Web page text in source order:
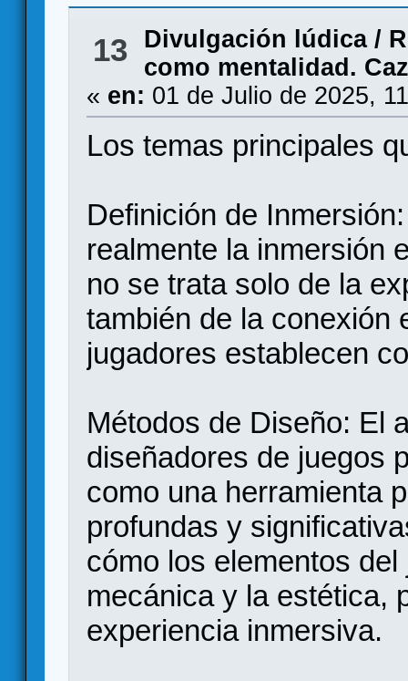
13 Divulgación lúdica/
como mentalidad.
« en: 01 de Julio de 2025,
Los temas principales
Definición de
realmente la inmersión
no se trata solo de la
también de la conexión
jugadores establecen
Métodos de Diseño: El
diseñadores de juegos
como una herramienta
profundas y
cómo los elementos
mecánica y la estética,
experiencia inmersiva.